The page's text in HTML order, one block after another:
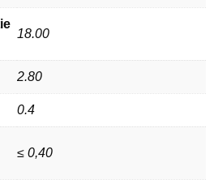
18.00
2.80
0.4
≤ 0,40